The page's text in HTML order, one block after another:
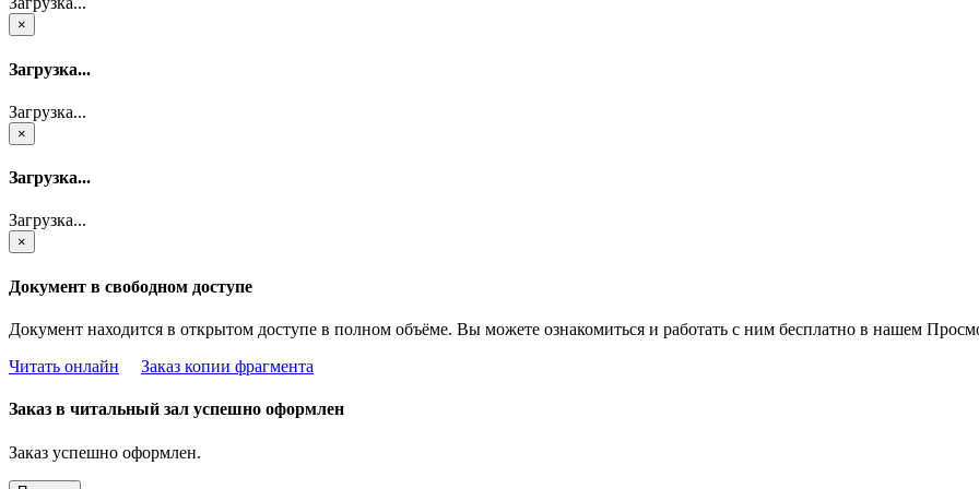
×
Загрузка...
Загрузка...
×
Загрузка...
Загрузка...
×
Документ в свободном доступе
Документ находится в открытом доступе в полном объёме. Вы можете ознакомиться и работать с ним бесплатно в нашем
Читать онлайн
Заказ копии фрагмента
Заказ в читальный зал успешно оформлен
Заказ успешно оформлен.